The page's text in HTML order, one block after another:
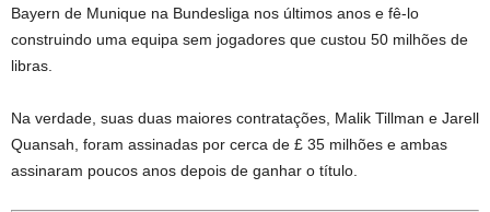
Bayern de Munique na Bundesliga nos últimos anos e fê-lo
construindo uma equipa sem jogadores que custou 50 milhões de
libras.
Na verdade, suas duas maiores contratações, Malik Tillman e Jarell
Quansah, foram assinadas por cerca de £ 35 milhões e ambas
assinaram poucos anos depois de ganhar o título.